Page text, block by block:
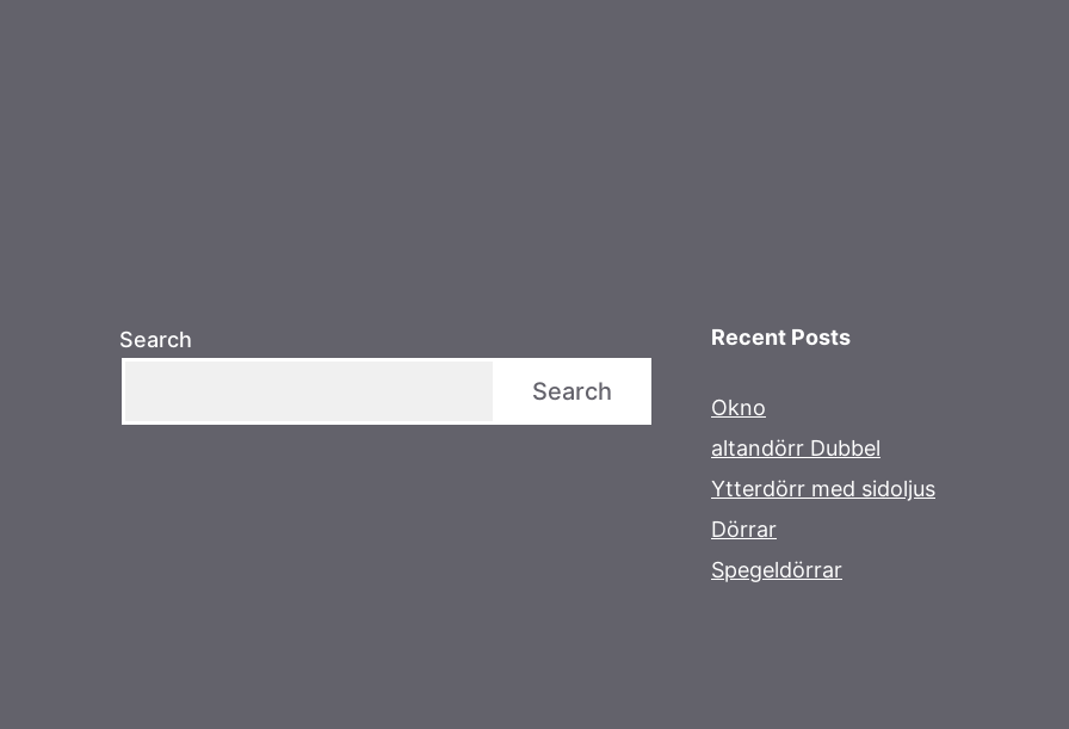
Search
Search
Recent Posts
Okno
altandörr Dubbel
Ytterdörr med sidoljus
Dörrar
Spegeldörrar